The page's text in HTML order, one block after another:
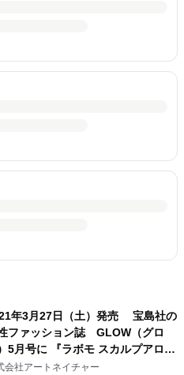
年3月27日（土）発売 宝島社の
ファッション誌 GLOW（グロ
5月号に 『ラボモ スカルプアロマ
トバストリートメント』が紹介さ
会社アートネイチャー